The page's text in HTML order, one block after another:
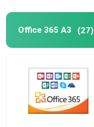
Office 365 A3 (27)